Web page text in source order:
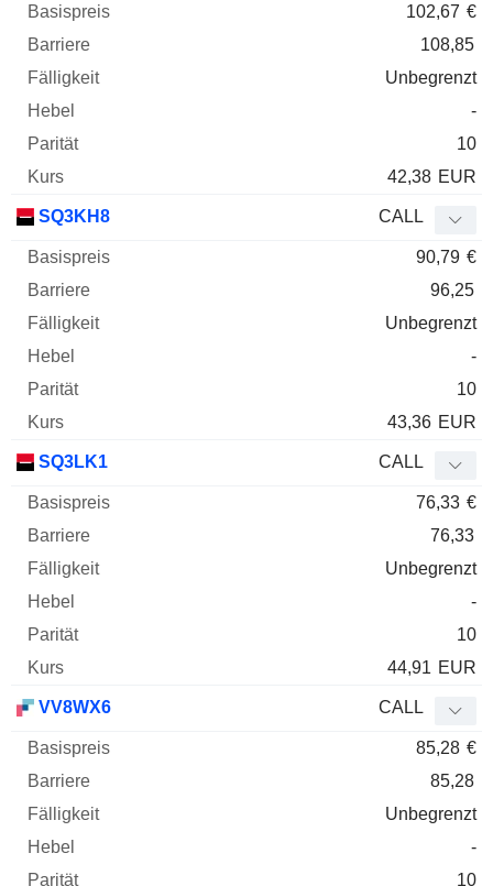
102,67 €
108,85
Unbegrenzt
-
10
42,38 EUR
SQ3KH8 CALL
90,79 €
96,25
Unbegrenzt
-
10
43,36 EUR
SQ3LK1 CALL
76,33 €
76,33
Unbegrenzt
-
10
44,91 EUR
VV8WX6 CALL
85,28 €
85,28
Unbegrenzt
-
10